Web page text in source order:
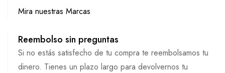
Mira nuestras Marcas
Reembolso sin preguntas
Si no estás satisfecho de tu compra te reembolsamos tu
dinero. Tienes un plazo largo para devolvernos tu